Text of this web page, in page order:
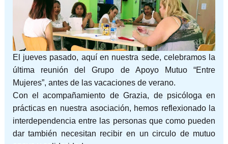
El jueves pasado, aquí en nuestra sede, celebramos la
última reunión del Grupo de Apoyo Mutuo “Entre
Mujeres”, antes de las vacaciones de verano.
Con el acompañamiento de Grazia, de psicóloga en
prácticas en nuestra asociación, hemos reflexionado la
interdependencia entre las personas que como pueden
dar también necesitan recibir en un circulo de mutuo